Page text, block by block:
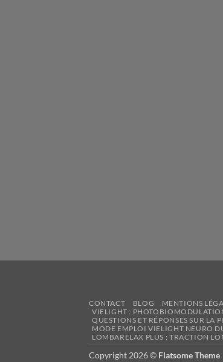
CONTACT BLOG MENTIONS
VIELIGHT :
QUESTIONS ET RÉPONSES SUR
MODE EMPLOI VIELIGHT NEURO
LOMBARELAX PLUS : TRACTION
Copyright 2026 © Flatsome Theme